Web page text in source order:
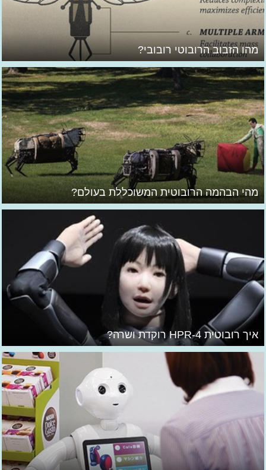
מהו הזבוב הרובוטי רובובי?
מהי הבהמה הרובוטית המשוכללת בעולם?
איך רובוטית HPR-4 רוקדת ושרה?